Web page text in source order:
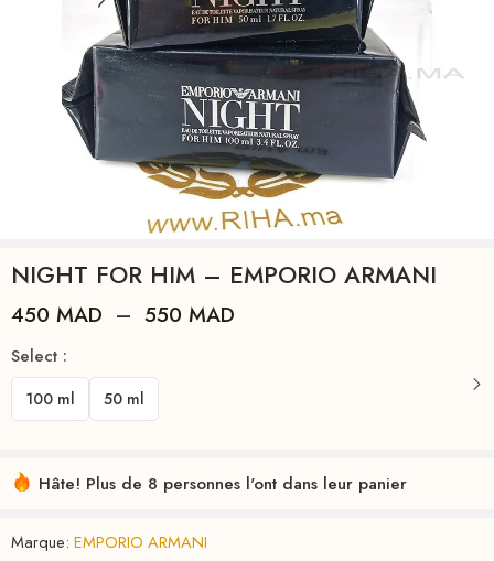
NIGHT FOR HIM – EMPORIO ARMANI
450 MAD – 550 MAD
Select :
100 ml 50 ml
Hâte! Plus de 8 personnes l'ont dans leur panier
Marque: EMPORIO ARMANI